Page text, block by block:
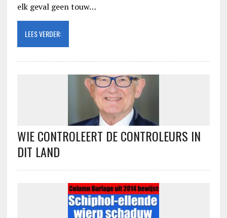
elk geval geen touw…
LEES VERDER:
WIE CONTROLEERT DE CONTROLEURS IN
DIT LAND